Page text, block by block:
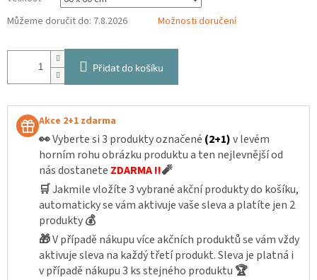
Můžeme doručit do: 7.8.2026 Možnosti doručení
Přidat do košíku
Akce 2+1 zdarma
👀Vyberte si 3 produkty označené (2+1)v levém
horním rohu obrázku produktu a ten nejlevnější od
nás dostanete ZDARMA !!🧨
🛒Jakmile vložíte 3 vybrané akční produkty do košíku,
automaticky se vám aktivuje vaše sleva a platíte jen 2
produkty💰
🎁V případě nákupu více akčních produktů se vám vždy
aktivuje sleva na každý třetí produkt. Sleva je platná i
v případě nákupu 3 ks stejného produktu 🏆